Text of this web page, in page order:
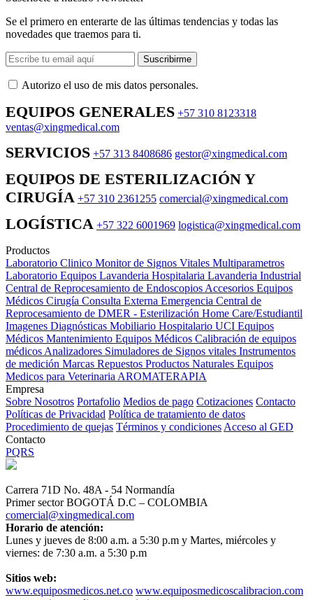
Se el primero en enterarte de las últimas tendencias y todas las
novedades que traemos para ti.
Suscribirme
Autorizo ​​el uso de mis datos personales.
EQUIPOS GENERALES +57 310 8123318
ventas@xingmedical.com
SERVICIOS +57 313 8408686 gestor@xingmedical.com
EQUIPOS DE ESTERILIZACIÓN Y
CIRUGÍA +57 310 2361255 comercial@xingmedical.com
LOGÍSTICA +57 322 6001969 logistica@xingmedical.com
Productos
Laboratorio Clinico Monitor de Signos Vitales Multiparametros
Laboratorio Equipos Lavanderia Hospitalaria Lavanderia Industrial
Central de Reprocesamiento de Endoscopios Accesorios Equipos
Médicos Cirugía Consulta Externa Emergencia Central de
Reprocesamiento de DMER - Esterilización Home Care/Estudiantil
Imagenes Diagnósticas Mobiliario Hospitalario UCI Equipos
Médicos Mantenimiento Equipos Médicos Calibración de equipos
médicos Analizadores Simuladores de Signos vitales Instrumentos
de medición Marcas Repuestos Productos Naturales Equipos
Medicos para Veterinaria AROMATERAPIA
Empresa
Sobre Nosotros Portafolio Medios de pago Cotizaciones Contacto
Políticas de Privacidad Política de tratamiento de datos
Procedimiento de quejas Términos y condiciones Acceso al GED
Contacto
PQRS
Carrera 71D No. 48A - 54 Normandía
Primer sector BOGOTÁ D.C – COLOMBIA
comercial@xingmedical.com
Horario de atención:
Lunes y jueves de 8:00 a.m. a 5:30 p.m y Martes, miércoles y
viernes: de 7:30 a.m. a 5:30 p.m
Sitios web:
www.equiposmedicos.net.co www.equiposmedicoscalibracion.com